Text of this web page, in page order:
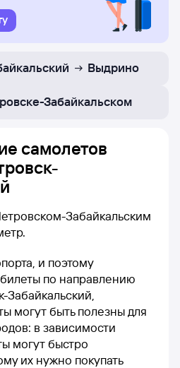
Выдрино
Забайкальском
самолетов
Забайкальским
и поэтому
по направлению
могут быть полезны для
в зависимости
могут быстро
их нужно покупать